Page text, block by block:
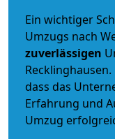
Ein wichtiger
Umzugs nach
zuverlässigen
dass das
Erfahrung und
Umzug